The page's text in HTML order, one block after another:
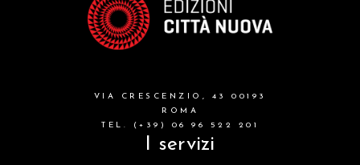
VIA CRESCENZIO, 43 00193
ROMA
TEL. (+39) 06 96 522 201
I servizi